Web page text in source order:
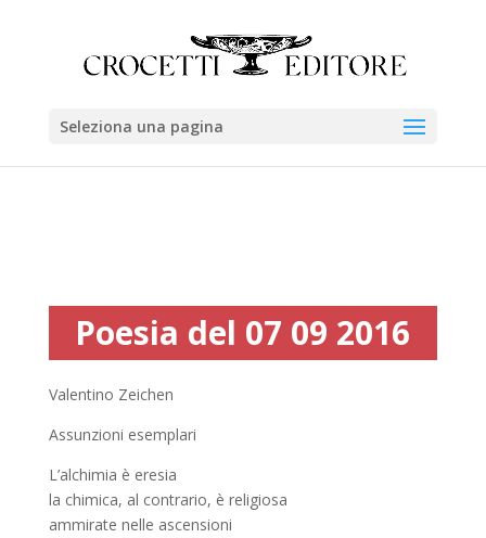
Seleziona una pagina
Poesia del 07 09 2016
Valentino Zeichen
Assunzioni esemplari
L’alchimia è eresia
la chimica, al contrario, è religiosa
ammirate nelle ascensioni